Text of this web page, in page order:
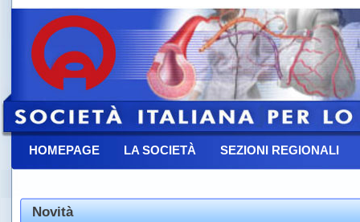
HOMEPAGE LA SOCIETÀ SEZIONI REGIONALI
Novità